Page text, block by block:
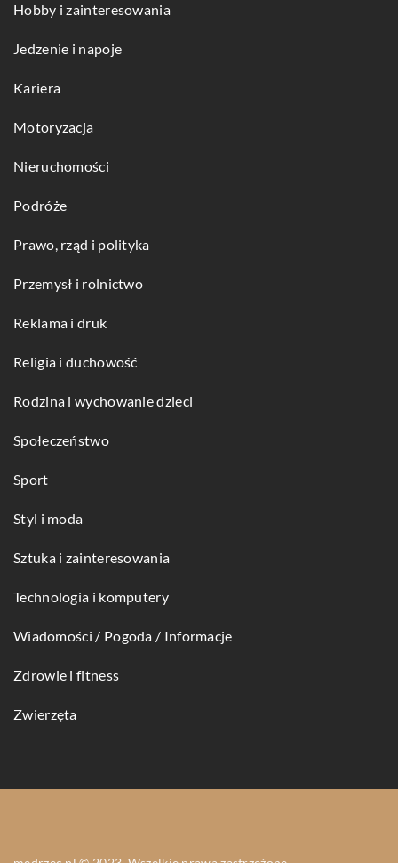
Hobby i zainteresowania
Jedzenie i napoje
Kariera
Motoryzacja
Nieruchomości
Podróże
Prawo, rząd i polityka
Przemysł i rolnictwo
Reklama i druk
Religia i duchowość
Rodzina i wychowanie dzieci
Społeczeństwo
Sport
Styl i moda
Sztuka i zainteresowania
Technologia i komputery
Wiadomości / Pogoda / Informacje
Zdrowie i fitness
Zwierzęta